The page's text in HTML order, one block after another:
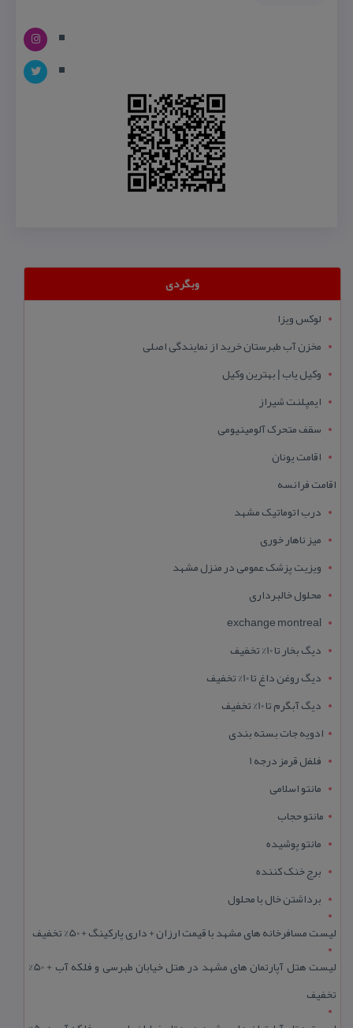
وبگردی
لوکس ویزا
مخزن آب طبرستان خرید از نمایندگی اصلی
وکیل یاب | بهترین وکیل
ایمپلنت شیراز
سقف متحرک آلومینیومی
اقامت یونان
اقامت فرانسه
درب اتوماتیک مشهد
میز ناهار خوری
ویزیت پزشک عمومی در منزل مشهد
محلول خالبرداری
exchange montreal
دیگ بخار تا 10% تخفیف
دیگ روغن داغ تا 10% تخفیف
دیگ آبگرم تا 10% تخفیف
ادویه جات بسته بندی
فلفل قرمز درجه 1
مانتو اسلامی
مانتو حجاب
مانتو پوشیده
برج خنک کننده
برداشتن خال با محلول
لیست مسافرخانه های مشهد با قیمت ارزان + داری پارکینگ + 50% تخفیف
لیست هتل آپارتمان های مشهد در هتل خیابان طبرسی و فلکه آب + 50%
تخفیف